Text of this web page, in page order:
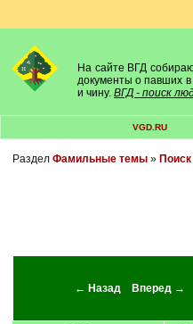
На сайте ВГД
документы о павших в
и чину. ВГД - поиск
VGD.RU
Раздел Фамильные темы»
← Назад Вперед →